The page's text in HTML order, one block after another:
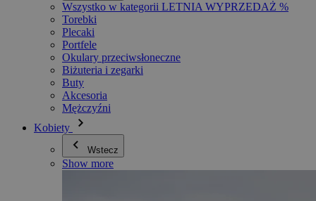
Wszystko w kategorii LETNIA WYPRZEDAŻ %
Torebki
Plecaki
Portfele
Okulary przeciwsłoneczne
Biżuteria i zegarki
Buty
Akcesoria
Mężczyźni
Kobiety
Wstecz
Show more